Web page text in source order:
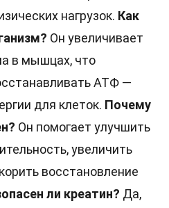
нагрузок. Как
Он увеличивает
в мышцах, что
АТФ —
для клеток. Почему
Он помогает улучшить
увеличить
восстановление
ли креатин? Да,